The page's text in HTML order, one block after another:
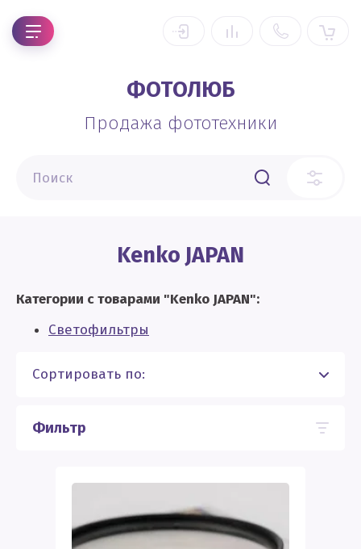
ФОТОЛЮБ
Продажа фототехники
Kenko JAPAN
Категории с товарами "Kenko JAPAN":
Светофильтры
Фильтр
Сортировать по: